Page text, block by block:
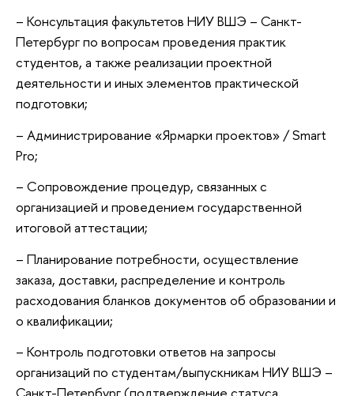
– Консультация факультетов НИУ ВШЭ – Санкт-
Петербург по вопросам проведения практик
студентов, а также реализации проектной
деятельности и иных элементов практической
подготовки;
– Администрирование «Ярмарки проектов» / Smart
Pro;
– Сопровождение процедур, связанных с
организацией и проведением государственной
итоговой аттестации;
– Планирование потребности, осуществление
заказа, доставки, распределение и контроль
расходования бланков документов об образовании и
о квалификации;
– Контроль подготовки ответов на запросы
организаций по студентам/выпускникам НИУ ВШЭ –